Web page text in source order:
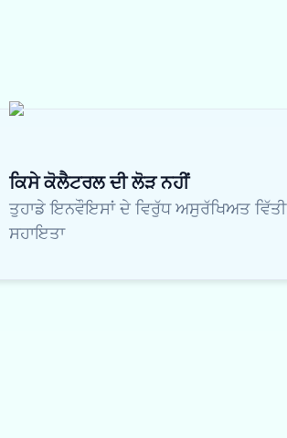
ਕਿਸੇ ਕੋਲੈਟਰਲ ਦੀ ਲੋੜ ਨਹੀਂ
ਤੁਹਾਡੇ ਇਨਵੌਇਸਾਂ ਦੇ ਵਿਰੁੱਧ ਅਸੁਰੱਖਿਅਤ ਵਿੱਤੀ
ਸਹਾਇਤਾ